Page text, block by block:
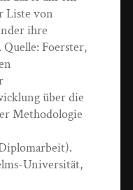
Liste von
ihre
Foerster,
über die
Methodologie
Universität,